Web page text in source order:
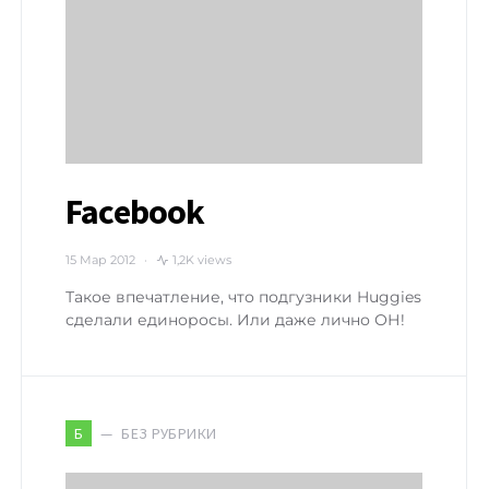
Facebook
15 Мар 2012 1,2K views
Такое впечатление, что подгузники Huggies
сделали единоросы. Или даже лично ОН!
Б БЕЗ РУБРИКИ